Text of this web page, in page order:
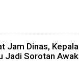
Jam Dinas, Kepala
Jadi Sorotan Awak